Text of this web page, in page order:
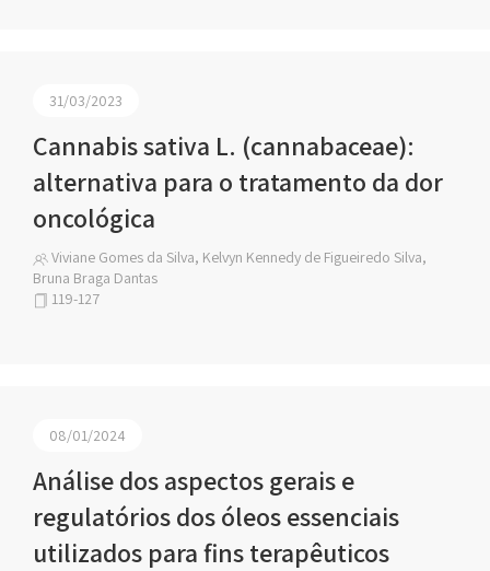
31/03/2023
Cannabis sativa L. (cannabaceae):
alternativa para o tratamento da dor
oncológica
Viviane Gomes da Silva, Kelvyn Kennedy de Figueiredo Silva,
Bruna Braga Dantas
119-127
08/01/2024
Análise dos aspectos gerais e
regulatórios dos óleos essenciais
utilizados para fins terapêuticos